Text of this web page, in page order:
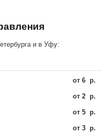
и в Уфу:
от 6 р.
от 2 р.
от 5 р.
от 3 р.